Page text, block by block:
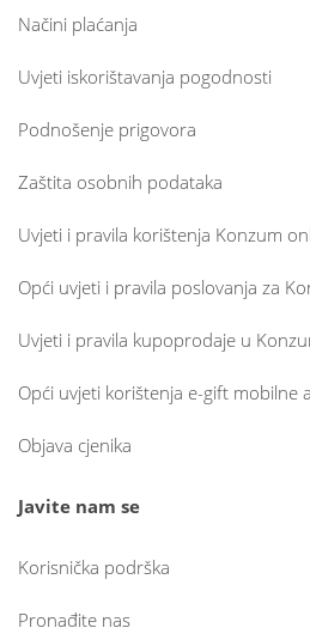
Načini plaćanja
Uvjeti iskorištavanja pogodnosti
Podnošenje prigovora
Zaštita osobnih podataka
Uvjeti i pravila korištenja Konzum
Opći uvjeti i pravila poslovanja za
Uvjeti i pravila kupoprodaje u
Opći uvjeti korištenja e-gift mobilne
Objava cjenika
Javite nam se
Korisnička podrška
Pronađite nas